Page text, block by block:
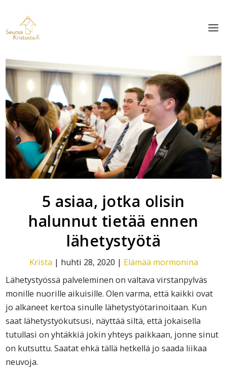
5 asiaa, jotka olisin
halunnut tietää ennen
lähetystyötä
Krista | huhti 28, 2020 | Elämää mormonina
Lähetystyössä palveleminen on valtava virstanpylväs
monille nuorille aikuisille. Olen varma, että kaikki ovat
jo alkaneet kertoa sinulle lähetystyötarinoitaan. Kun
saat lähetystyökutsusi, näyttää siltä, että jokaisella
tutullasi on yhtäkkiä jokin yhteys paikkaan, jonne sinut
on kutsuttu. Saatat ehkä tällä hetkellä jo saada liikaa
neuvoja.